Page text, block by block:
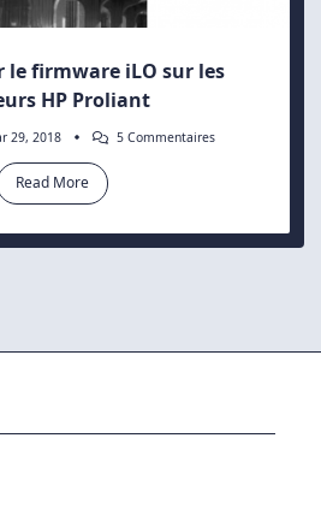
le firmware iLO sur les
HP Proliant
29, 2018 5 CommentairesSur
ILO
Read More